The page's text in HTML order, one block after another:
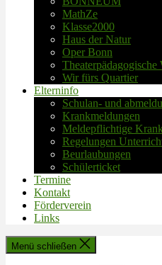
MathZe
Klasse2000
Haus der Natur
Oper Bonn
Theaterpädagogische
Wir fürs Quartier
Elterninfo
Schulan- und
Krankmeldungen
Meldepflichtige
Regelungen
Beurlaubungen
Schülerticket
Termine
Kontakt
Förderverein
Links
Menü schließen